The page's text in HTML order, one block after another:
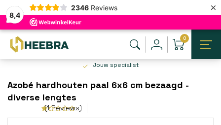
8,4
2346 Reviews ×
0
Jouw specialist
Azobé hardhouten paal 6x6 cm bezaagd -
diverse lengtes
(1 Reviews)